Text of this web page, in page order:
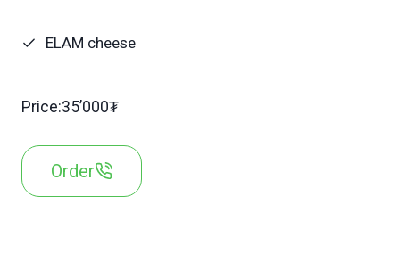
ELAM cheese
Price:35’000₮
Order